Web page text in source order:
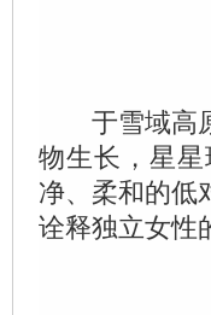
于雪域高原
物生长，星
净、柔和的低
诠释独立女性